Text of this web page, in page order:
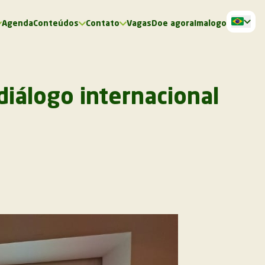
AgendaConteúdos Contato VagasDoe agora Imalogo
internacional